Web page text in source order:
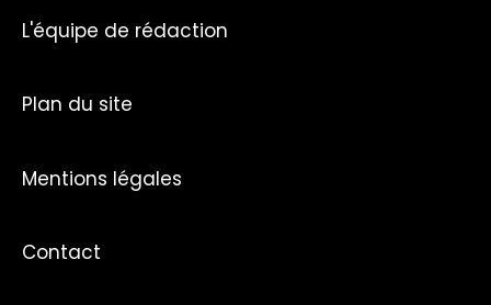
L'équipe de rédaction
Plan du site
Mentions légales
Contact